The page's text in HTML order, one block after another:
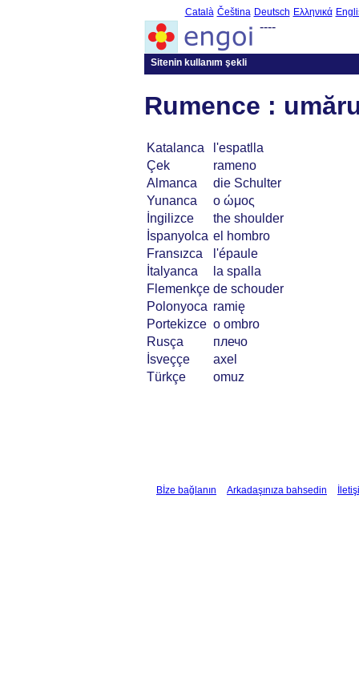
Català Čeština Deutsch Ελληνικά
----
Sitenin kullanım şekli
Rumence :
Katalanca
l'espatlla
Çek
rameno
Almanca
die Schulter
Yunanca
ο ώμος
İngilizce
the shoulder
İspanyolca el hombro
Fransızca
l'épaule
İtalyanca
la spalla
Flemenkçe de schouder
Polonyoca ramię
Portekizce o ombro
Rusça
плечо
İsveççe
axel
Türkçe
omuz
Bİze bağlanın Arkadaşınıza bahsedin